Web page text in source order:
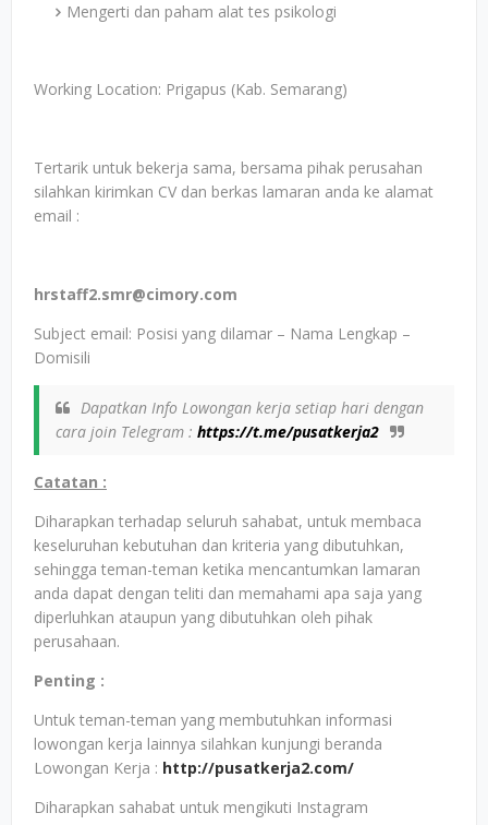
Mengerti dan paham alat tes psikologi
Working Location: Prigapus (Kab. Semarang)
Tertarik untuk bekerja sama, bersama pihak perusahan
silahkan kirimkan CV dan berkas lamaran anda ke alamat
email :
hrstaff2.smr@cimory.com
Subject email: Posisi yang dilamar – Nama Lengkap –
Domisili
Dapatkan Info Lowongan kerja setiap hari dengan
cara join Telegram : https://t.me/pusatkerja2
Catatan :
Diharapkan terhadap seluruh sahabat, untuk membaca
keseluruhan kebutuhan dan kriteria yang dibutuhkan,
sehingga teman-teman ketika mencantumkan lamaran
anda dapat dengan teliti dan memahami apa saja yang
diperluhkan ataupun yang dibutuhkan oleh pihak
perusahaan.
Penting :
Untuk teman-teman yang membutuhkan informasi
lowongan kerja lainnya silahkan kunjungi beranda
Lowongan Kerja : http://pusatkerja2.com/
Diharapkan sahabat untuk mengikuti Instagram